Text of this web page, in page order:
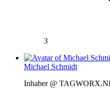
3
Michael Schmidt
Inhaber @